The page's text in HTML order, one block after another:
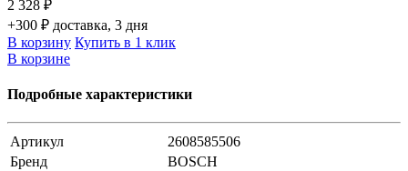
2 328 ₽
+300 ₽ доставка, 3 дня
В корзину Купить в 1 клик
В корзине
Подробные характеристики
Артикул
2608585506
Бренд
BOSCH